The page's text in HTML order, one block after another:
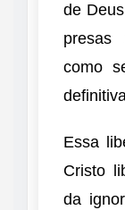
de
presas
como
Essa
Cristo
da